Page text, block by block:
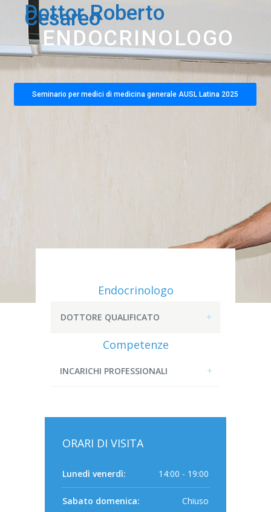
Dottor Roberto
Cesareo
ENDOCRINOLOGO
Seminario per medici di medicina generale AUSL Latina 2025
Endocrinologo
DOTTORE QUALIFICATO
Competenze
INCARICHI PROFESSIONALI
ORARI DI VISITA
Lunedì venerdì: 14:00 - 19:00
Sabato domenica: Chiuso